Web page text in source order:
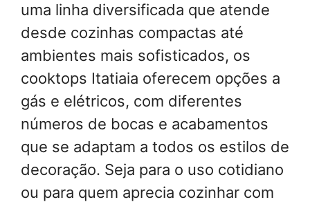
uma linha diversificada que atende
desde cozinhas compactas até
ambientes mais sofisticados, os
cooktops Itatiaia oferecem opções a
gás e elétricos, com diferentes
números de bocas e acabamentos
que se adaptam a todos os estilos de
decoração. Seja para o uso cotidiano
ou para quem aprecia cozinhar com